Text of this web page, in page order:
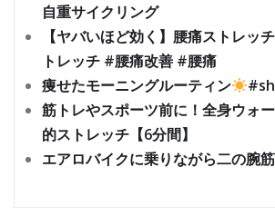
自重サイクリング
【ヤバいほど効く】腰痛ストレッ
トレッチ #腰痛改善 #腰痛
痩せたモーニングルーティン
筋トレやスポーツ前に！全身ウォ
的ストレッチ【6分間】
エアロバイクに乗りながら二の腕